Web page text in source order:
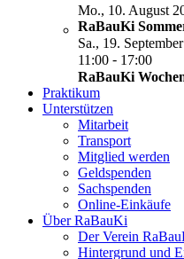
Mo., 10. August
RaBauKi
Sa., 19.
11:00 - 17:00
RaBauKi
Praktikum
Unterstützen
Mitarbeit
Transport
Mitglied werden
Geldspenden
Sachspenden
Online-Einkäufe
Über RaBauKi
Der Verein
Hintergrund und